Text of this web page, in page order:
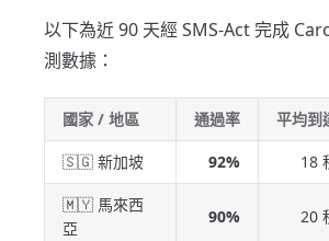
以下為近 90 天經 SMS-Act 完成
測數據：
國家 / 地區 通過率 平均到
🇸🇬 新加坡 92% 18
🇲🇾 馬來西
亞
90% 20